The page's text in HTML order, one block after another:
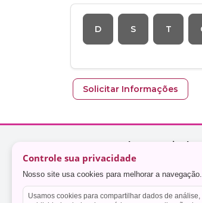
Controle sua privacidade
Nosso site usa cookies para melhorar a navegação.
Usamos cookies para compartilhar dados de análise,